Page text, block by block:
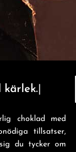
re
choklad med
tillsatser,
du tycker om